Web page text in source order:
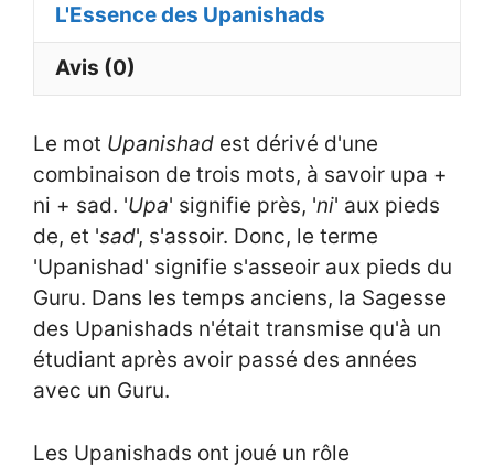
L'Essence des Upanishads
Avis (0)
Le mot Upanishad est dérivé d'une
combinaison de trois mots, à savoir upa +
ni + sad. 'Upa' signifie près, 'ni' aux pieds
de, et 'sad', s'assoir. Donc, le terme
'Upanishad' signifie s'asseoir aux pieds du
Guru. Dans les temps anciens, la Sagesse
des Upanishads n'était transmise qu'à un
étudiant après avoir passé des années
avec un Guru.
Les Upanishads ont joué un rôle